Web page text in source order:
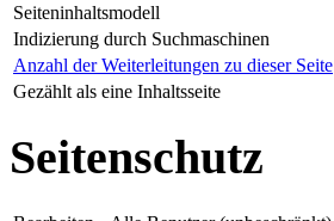
Seiteninhaltsmodell
Indizierung durch Suchmaschinen
Anzahl der Weiterleitungen zu dieser Seite
Gezählt als eine Inhaltsseite
Seitenschutz